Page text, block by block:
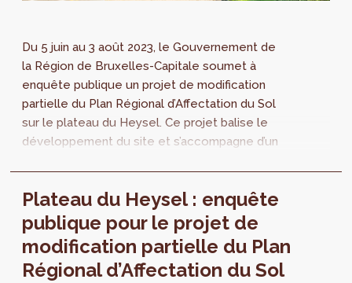
Du 5 juin au 3 août 2023, le Gouvernement de
la Région de Bruxelles-Capitale soumet à
enquête publique un projet de modification
partielle du Plan Régional d’Affectation du Sol
sur le plateau du Heysel. Ce projet balise le
développement du site et s’accompagne d’un
Plateau du Heysel : enquête
publique pour le projet de
modification partielle du Plan
Régional d’Affectation du Sol